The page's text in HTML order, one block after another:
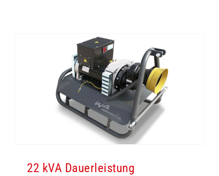
22 kVA Dauerleistung